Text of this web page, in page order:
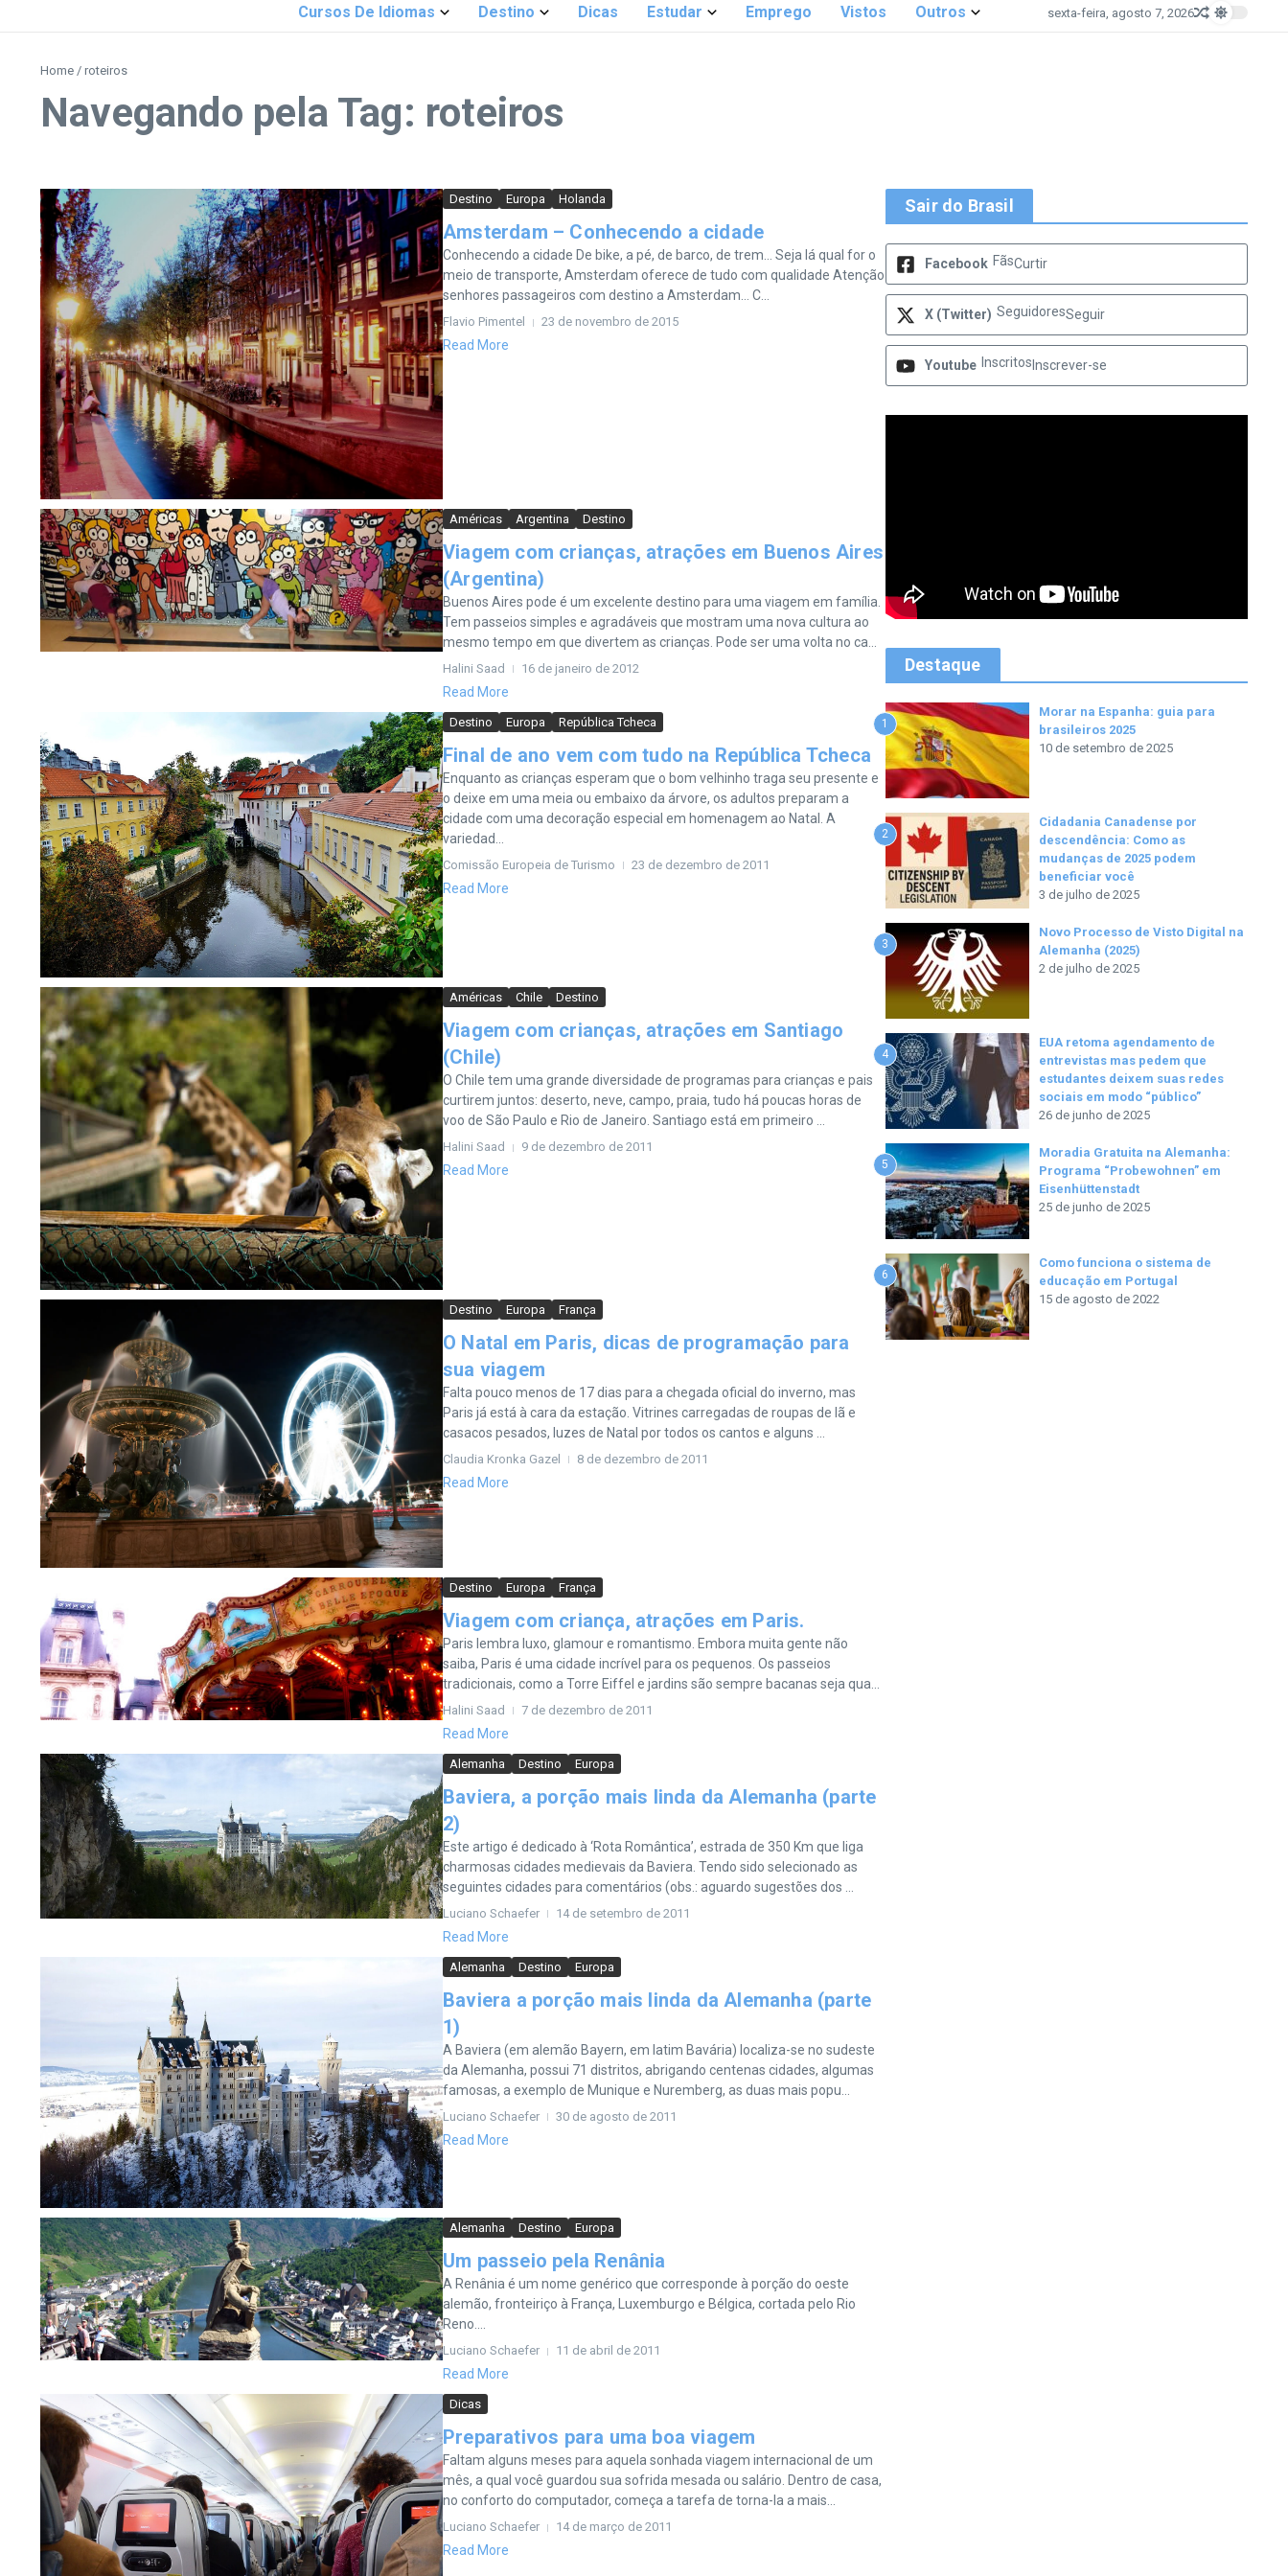
Cursos De Idiomas Destino Dicas Estudar Emprego Vistos Outros sexta-feira, agosto 7, 2026
Home / roteiros
Navegando pela Tag: roteiros
Destino Europa Holanda
Amsterdam – Conhecendo a cidade
Conhecendo a cidade De bike, a pé, de barco, de trem… Seja lá qual for o
meio de transporte, Amsterdam oferece de tudo com qualidade Atenção
senhores passageiros com destino a Amsterdam… C...
Flavio Pimentel 23 de novembro de 2015
Read More
Américas Argentina Destino
Viagem com crianças, atrações em Buenos Aires
(Argentina)
Buenos Aires pode é um excelente destino para uma viagem em família.
Tem passeios simples e agradáveis que mostram uma nova cultura ao
mesmo tempo em que divertem as crianças. Pode ser uma volta no ca...
Halini Saad 16 de janeiro de 2012
Read More
Destino Europa República Tcheca
Final de ano vem com tudo na República Tcheca
Enquanto as crianças esperam que o bom velhinho traga seu presente e
o deixe em uma meia ou embaixo da árvore, os adultos preparam a
cidade com uma decoração especial em homenagem ao Natal. A
variedad...
Comissão Europeia de Turismo 23 de dezembro de 2011
Read More
Américas Chile Destino
Viagem com crianças, atrações em Santiago
(Chile)
O Chile tem uma grande diversidade de programas para crianças e pais
curtirem juntos: deserto, neve, campo, praia, tudo há poucas horas de
voo de São Paulo e Rio de Janeiro. Santiago está em primeiro ...
Halini Saad 9 de dezembro de 2011
Read More
Destino Europa França
O Natal em Paris, dicas de programação para
sua viagem
Falta pouco menos de 17 dias para a chegada oficial do inverno, mas
Paris já está à cara da estação. Vitrines carregadas de roupas de lã e
casacos pesados, luzes de Natal por todos os cantos e alguns ...
Claudia Kronka Gazel 8 de dezembro de 2011
Read More
Destino Europa França
Viagem com criança, atrações em Paris.
Paris lembra luxo, glamour e romantismo. Embora muita gente não
saiba, Paris é uma cidade incrível para os pequenos. Os passeios
tradicionais, como a Torre Eiffel e jardins são sempre bacanas seja qua...
Halini Saad 7 de dezembro de 2011
Read More
Alemanha Destino Europa
Baviera, a porção mais linda da Alemanha (parte
2)
Este artigo é dedicado à ‘Rota Romântica’, estrada de 350 Km que liga
charmosas cidades medievais da Baviera. Tendo sido selecionado as
seguintes cidades para comentários (obs.: aguardo sugestões dos ...
Luciano Schaefer 14 de setembro de 2011
Read More
Alemanha Destino Europa
Baviera a porção mais linda da Alemanha (parte
1)
A Baviera (em alemão Bayern, em latim Bavária) localiza-se no sudeste
da Alemanha, possui 71 distritos, abrigando centenas cidades, algumas
famosas, a exemplo de Munique e Nuremberg, as duas mais popu...
Luciano Schaefer 30 de agosto de 2011
Read More
Alemanha Destino Europa
Um passeio pela Renânia
A Renânia é um nome genérico que corresponde à porção do oeste
alemão, fronteiriço à França, Luxemburgo e Bélgica, cortada pelo Rio
Reno....
Luciano Schaefer 11 de abril de 2011
Read More
Dicas
Preparativos para uma boa viagem
Faltam alguns meses para aquela sonhada viagem internacional de um
mês, a qual você guardou sua sofrida mesada ou salário. Dentro de casa,
no conforto do computador, começa a tarefa de torna-la a mais...
Luciano Schaefer 14 de março de 2011
Read More
Sair do Brasil
Facebook FãsCurtir
X (Twitter) SeguidoresSeguir
Youtube Inscritos Inscrever-se
Destaque
1
Morar na Espanha: guia para
brasileiros 2025
10 de setembro de 2025
2
Cidadania Canadense por
descendência: Como as
mudanças de 2025 podem
beneficiar você
3 de julho de 2025
3
Novo Processo de Visto Digital na
Alemanha (2025)
2 de julho de 2025
4
EUA retoma agendamento de
entrevistas mas pedem que
estudantes deixem suas redes
sociais em modo “público”
26 de junho de 2025
5
Moradia Gratuita na Alemanha:
Programa “Probewohnen” em
Eisenhüttenstadt
25 de junho de 2025
6
Como funciona o sistema de
educação em Portugal
15 de agosto de 2022